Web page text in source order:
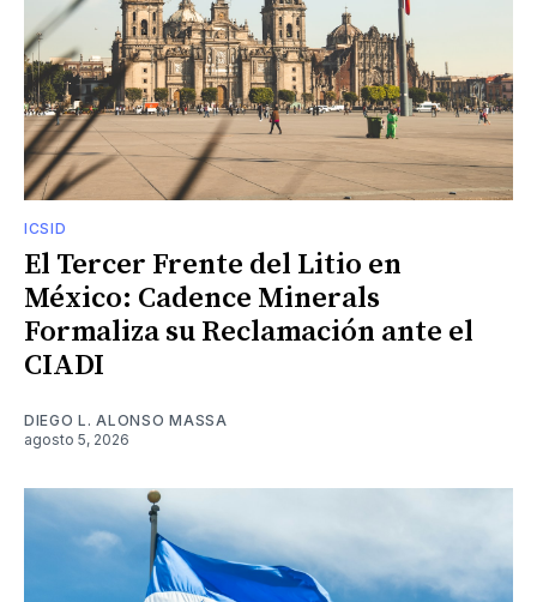
ICSID
El Tercer Frente del Litio en
México: Cadence Minerals
Formaliza su Reclamación ante el
CIADI
DIEGO L. ALONSO MASSA
agosto 5, 2026